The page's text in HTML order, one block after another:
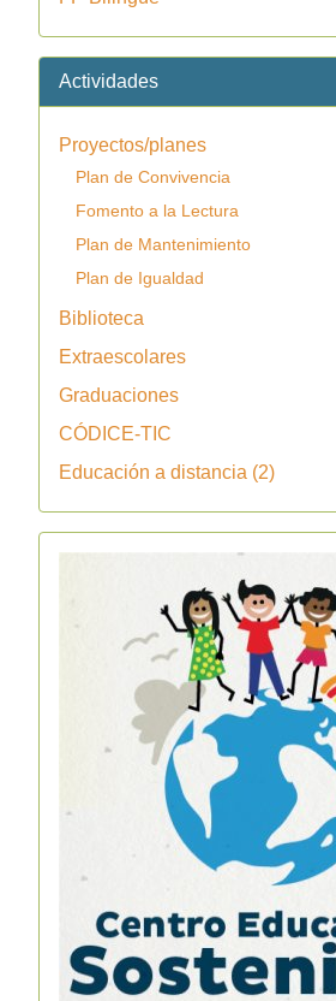
Actividades
Proyectos/planes
Plan de Convivencia
Fomento a la Lectura
Plan de Mantenimiento
Plan de Igualdad
Biblioteca
Extraescolares
Graduaciones
CÓDICE-TIC
Educación a distancia (2)